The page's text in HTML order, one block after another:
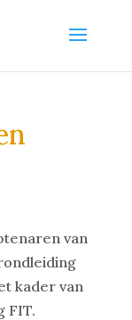
van
kader van
FIT.